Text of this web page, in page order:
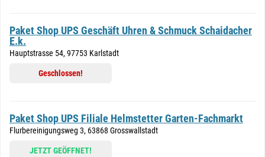
Paket Shop UPS Geschäft Uhren & Schmuck Schaidacher
E.k.
Hauptstrasse 54, 97753 Karlstadt
Geschlossen!
Paket Shop UPS Filiale Helmstetter Garten-Fachmarkt
Flurbereinigungsweg 3, 63868 Grosswallstadt
JETZT GEÖFFNET!